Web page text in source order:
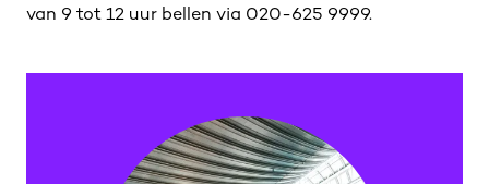
van 9 tot 12 uur bellen via 020-625 9999.